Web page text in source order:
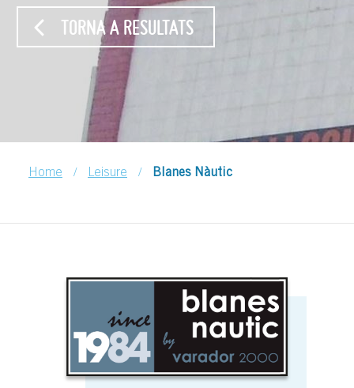
TORNA A RESULTATS
Home / Leisure / Blanes Nàutic